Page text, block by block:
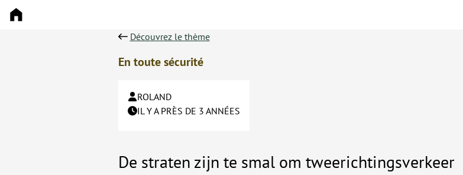
Découvrez le thème
En toute sécurité
ROLAND
IL Y A PRÈS DE 3 ANNÉES
De straten zijn te smal om tweerichtingsverkeer